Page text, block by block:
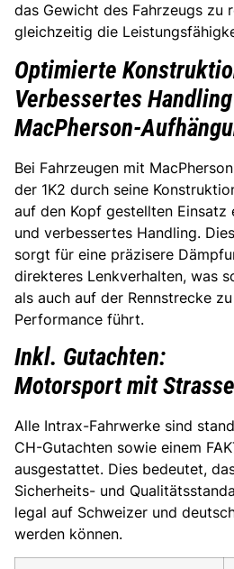
das Gewicht des Fahrzeugs zu
gleichzeitig die
Optimierte
Verbessertes
MacPherson-
Bei Fahrzeugen mit
der 1K2 durch seine
auf den Kopf gestellten Einsatz
und verbessertes Handling.
sorgt für eine präzisere
direkteres Lenkverhalten, was
als auch auf der Rennstrecke
Performance führt.
Inkl. Gutachten:
Motorsport mit
Alle Intrax-Fahrwerke sind
CH-Gutachten sowie einem
ausgestattet. Dies bedeutet,
Sicherheits- und
legal auf Schweizer und
werden können.